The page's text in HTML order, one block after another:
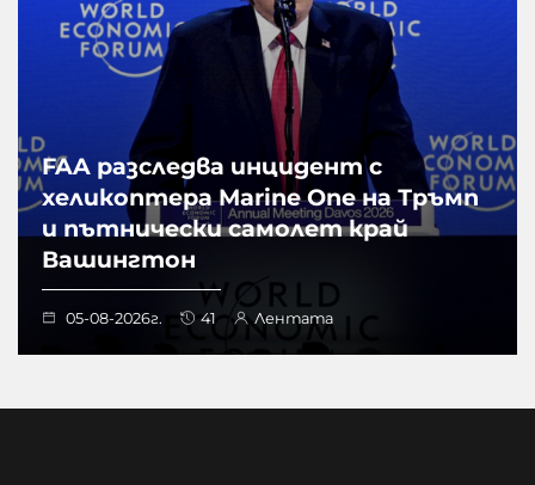
FAA разследва инцидент с
хеликоптера Marine One на Тръмп
и пътнически самолет край
Вашингтон
05-08-2026г. 41 Лентата